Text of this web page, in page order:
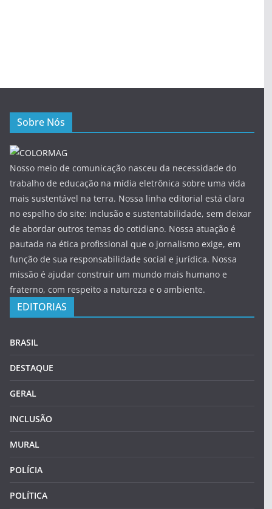
Sobre Nós
Nosso meio de comunicação nasceu da necessidade do
trabalho de educação na mídia eletrônica sobre uma vida
mais sustentável na terra. Nossa linha editorial está clara
no espelho do site: inclusão e sustentabilidade, sem deixar
de abordar outros temas do cotidiano. Nossa atuação é
pautada na ética profissional que o jornalismo exige, em
função de sua responsabilidade social e jurídica. Nossa
missão é ajudar construir um mundo mais humano e
fraterno, com respeito a natureza e o ambiente.
EDITORIAS
BRASIL
DESTAQUE
GERAL
INCLUSÃO
MURAL
POLÍCIA
POLÍTICA